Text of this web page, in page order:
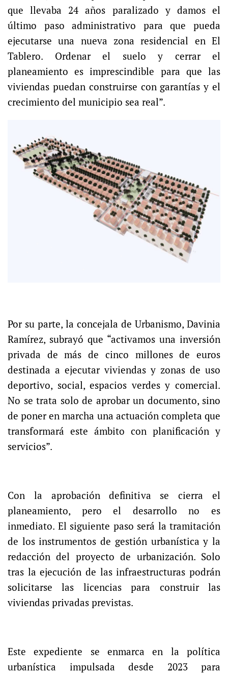
que llevaba 24 años paralizado y damos el
último paso administrativo para que pueda
ejecutarse una nueva zona residencial en El
Tablero. Ordenar el suelo y cerrar el
planeamiento es imprescindible para que las
viviendas puedan construirse con garantías y el
crecimiento del municipio sea real”.
Por su parte, la concejala de Urbanismo, Davinia
Ramírez, subrayó que “activamos una inversión
privada de más de cinco millones de euros
destinada a ejecutar viviendas y zonas de uso
deportivo, social, espacios verdes y comercial.
No se trata solo de aprobar un documento, sino
de poner en marcha una actuación completa que
transformará este ámbito con planificación y
servicios”.
Con la aprobación definitiva se cierra el
planeamiento, pero el desarrollo no es
inmediato. El siguiente paso será la tramitación
de los instrumentos de gestión urbanística y la
redacción del proyecto de urbanización. Solo
tras la ejecución de las infraestructuras podrán
solicitarse las licencias para construir las
viviendas privadas previstas.
Este expediente se enmarca en la política
urbanística impulsada desde 2023 para